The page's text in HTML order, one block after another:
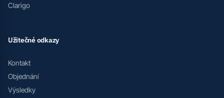
Clarigo
Užitečné odkazy
Kontakt
Objednání
Výsledky